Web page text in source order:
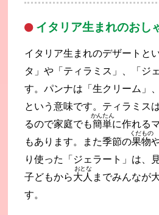
イタリア生まれのおし
イタリア生まれのデザートと
タ」や「ティラミス」、「ジ
す。パンナは「生クリーム」
という意味です。ティラミス
るので家庭でも簡単
かんたん
に作れる
もあります。また季節の果物
くだもの
り使った「ジェラート」は、
子どもから大人
おとな
までみんなが
す。